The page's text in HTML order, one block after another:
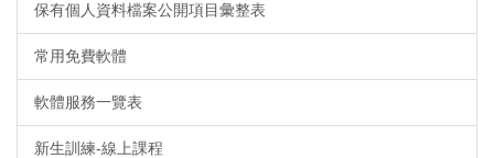
保有個人資料檔案公開項目彙整表
常用免費軟體
軟體服務一覽表
新生訓練-線上課程